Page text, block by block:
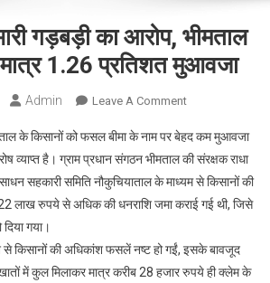
गड़बड़ी का आरोप, भीमताल
1.26 प्रतिशत मुआवजा
Admin Leave A CommentOn
बीमा
में
भारी
गड़बड़ी
आरोप,
भीमताल
के किसानों को फसल बीमा के नाम पर बेहद कम मुआवजा
व्याप्त है। ग्राम प्रधान संगठन भीमताल की संरक्षक राधा
सहकारी समिति नौकुचियाताल के माध्यम से किसानों की
लाख रुपये से अधिक की धनराशि जमा कराई गई थी, जिसे
गया।
से किसानों की अधिकांश फसलें नष्ट हो गईं, इसके बावजूद
खातों में कुल मिलाकर मात्र करीब 28 हजार रुपये ही क्लेम के